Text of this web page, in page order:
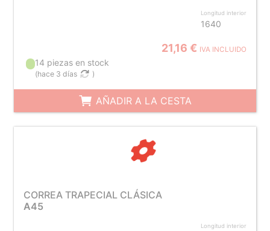
Longitud interior
1640
21,16 € IVA INCLUIDO
14 piezas en stock
(hace 3 días )
AÑADIR A LA CESTA
CORREA TRAPECIAL CLÁSICA
A45
Longitud interior